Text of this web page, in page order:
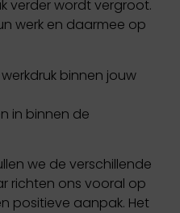
verder wordt vergroot.
werk en daarmee op
binnen jouw
in binnen de
we de verschillende
richten ons vooral op
positieve aanpak. Het